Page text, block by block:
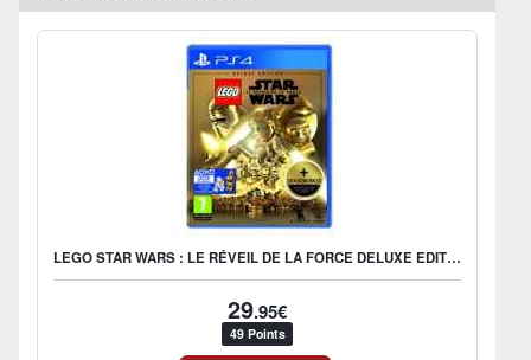
LEGO STAR WARS : LE RÉVEIL DE LA FORCE DELUXE EDITION
29.95€
49 Points